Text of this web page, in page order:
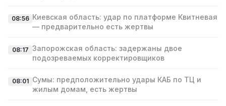
08:56 Киевская область: удар по платформе Квитневая
— предварительно есть жертвы
08:17 Запорожская область: задержаны двое
подозреваемых корректировщиков
08:01 Сумы: предположительно удары КАБ по ТЦ и
жилым домам, есть жертвы